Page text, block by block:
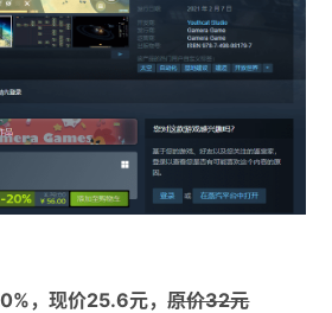
，现价25.6元，原价32元